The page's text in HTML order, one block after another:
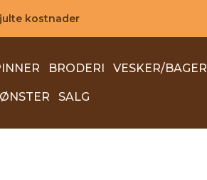
kostnader
BRODERI VESKER/BAGER
SALG